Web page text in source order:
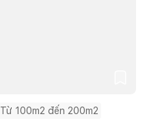
Từ 100m2 đến 200m2